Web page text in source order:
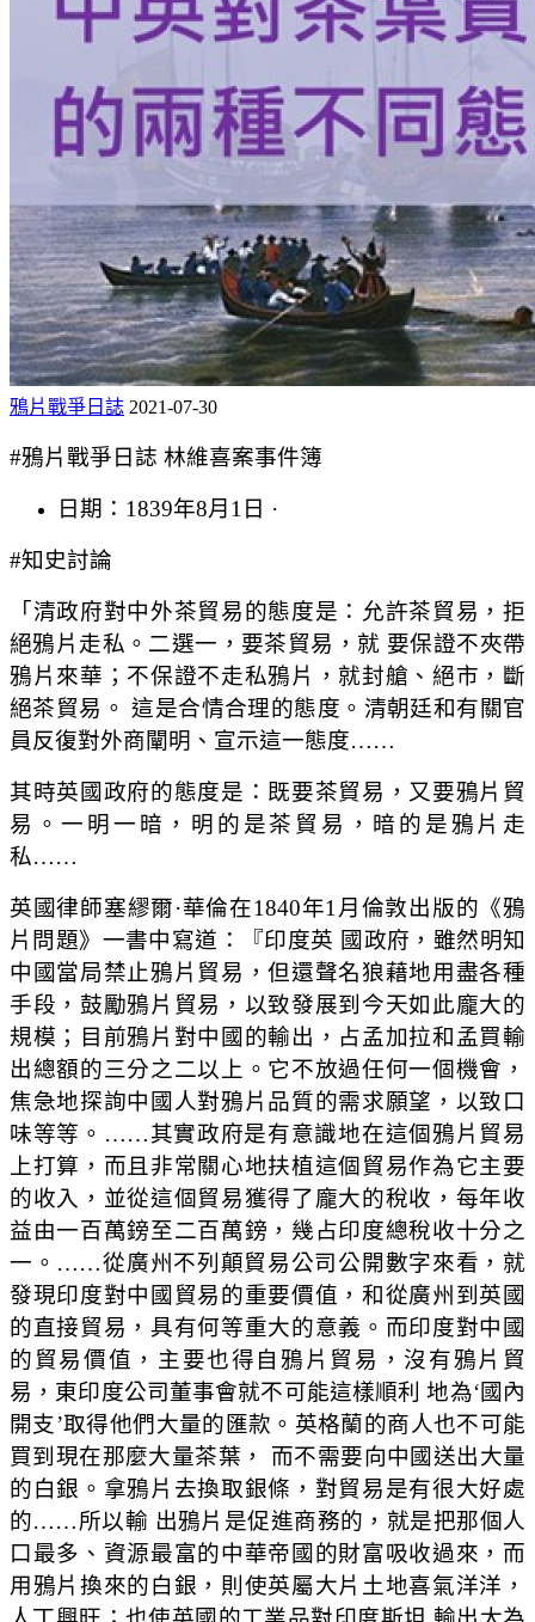
鴉片戰爭日誌 2021-07-30
#鴉片戰爭日誌 林維喜案事件簿
日期：1839年8月1日 ·
#知史討論
「清政府對中外茶貿易的態度是：允許茶貿易，拒
絕鴉片走私。二選一，要茶貿易，就 要保證不夾帶
鴉片來華；不保證不走私鴉片，就封艙、絕市，斷
絕茶貿易。 這是合情合理的態度。清朝廷和有關官
員反復對外商闡明、宣示這一態度……
其時英國政府的態度是：既要茶貿易，又要鴉片貿
易。一明一暗，明的是茶貿易，暗的是鴉片走
私……
英國律師塞繆爾·華倫在1840年1月倫敦出版的《鴉
片問題》一書中寫道：『印度英 國政府，雖然明知
中國當局禁止鴉片貿易，但還聲名狼藉地用盡各種
手段，鼓勵鴉片貿易，以致發展到今天如此龐大的
規模；目前鴉片對中國的輸出，占孟加拉和孟買輸
出總額的三分之二以上。它不放過任何一個機會，
焦急地探詢中國人對鴉片品質的需求願望，以致口
味等等。……其實政府是有意識地在這個鴉片貿易
上打算，而且非常關心地扶植這個貿易作為它主要
的收入，並從這個貿易獲得了龐大的稅收，每年收
益由一百萬鎊至二百萬鎊，幾占印度總稅收十分之
一。……從廣州不列顛貿易公司公開數字來看，就
發現印度對中國貿易的重要價值，和從廣州到英國
的直接貿易，具有何等重大的意義。而印度對中國
的貿易價值，主要也得自鴉片貿易，沒有鴉片貿
易，東印度公司董事會就不可能這樣順利 地為‘國內
開支’取得他們大量的匯款。英格蘭的商人也不可能
買到現在那麼大量茶葉， 而不需要向中國送出大量
的白銀。拿鴉片去換取銀條，對貿易是有很大好處
的……所以輸 出鴉片是促進商務的，就是把那個人
口最多、資源最富的中華帝國的財富吸收過來，而
用鴉片換來的白銀，則使英屬大片土地喜氣洋洋，